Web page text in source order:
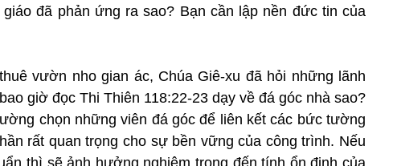
đã phản ứng ra sao? Bạn cần lập nền đức tin của
vườn nho gian ác, Chúa Giê-xu đã hỏi những lãnh
giờ đọc Thi Thiên 118:22-23 dạy về đá góc nhà sao?
chọn những viên đá góc để liên kết các bức tường
rất quan trọng cho sự bền vững của công trình. Nếu
thì sẽ ảnh hưởng nghiêm trọng đến tính ổn định của